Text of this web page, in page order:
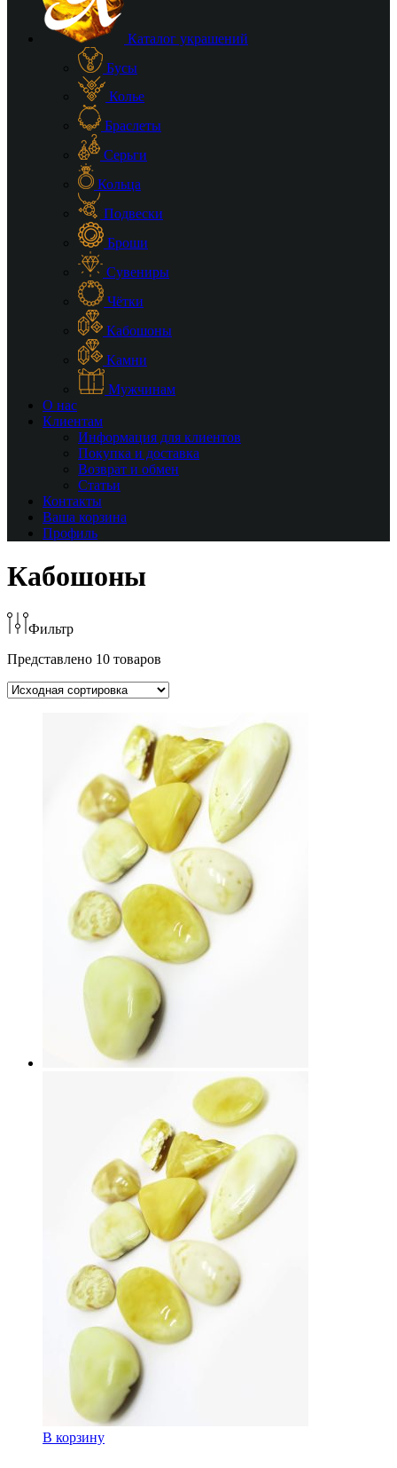
Каталог украшений
Бусы
Колье
Браслеты
Серьги
Кольца
Подвески
Броши
Сувениры
Чётки
Кабошоны
Камни
Мужчинам
О нас
Клиентам
Информация для клиентов
Покупка и доставка
Возврат и обмен
Статьи
Контакты
Ваша корзина
Профиль
Кабошоны
Фильтр
Представлено 10 товаров
В корзину